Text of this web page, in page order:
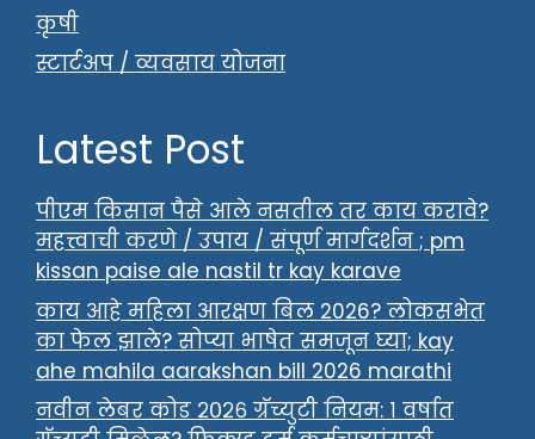
कृषी
स्टार्टअप / व्यवसाय योजना
Latest Post
पीएम किसान पैसे आले नसतील तर काय करावे?
महत्त्वाची करणे / उपाय / संपूर्ण मार्गदर्शन ; pm
kissan paise ale nastil tr kay karave
काय आहे महिला आरक्षण बिल 2026? लोकसभेत
का फेल झाले? सोप्या भाषेत समजून घ्या; kay
ahe mahila aarakshan bill 2026 marathi
नवीन लेबर कोड २०२६ ग्रॅच्युटी नियम: १ वर्षात